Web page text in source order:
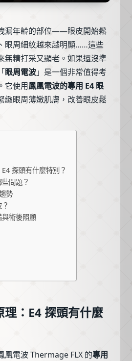
漏年齡的部位——眼皮開始鬆
眼周細紋越來越明顯……這些
無精打采又顯老。如果還沒準
眼周電波」是一個非常值得考
它使用鳳凰電波的專用 E4 眼
緻眼周薄嫩肌膚，改善眼皮鬆
探頭有什麼特別？
問題？
勢
與術後照顧
理：E4 探頭有什麼
凰電波 Thermage FLX 的專用